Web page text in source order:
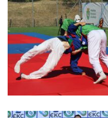
Economist
Primar
Viceprimarii
Specialist
Relații